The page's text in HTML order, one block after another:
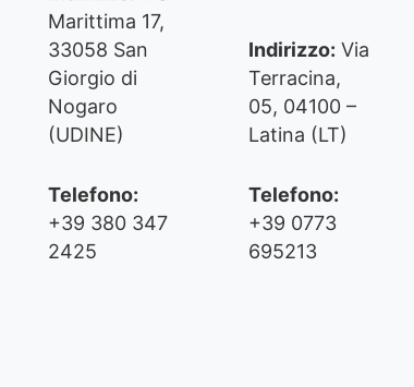
Marittima 17,
33058 San
Giorgio di
Nogaro
(UDINE)
Telefono:
+39 380 347
2425
Indirizzo: Via
Terracina,
05, 04100 –
Latina (LT)
Telefono:
+39 0773
695213